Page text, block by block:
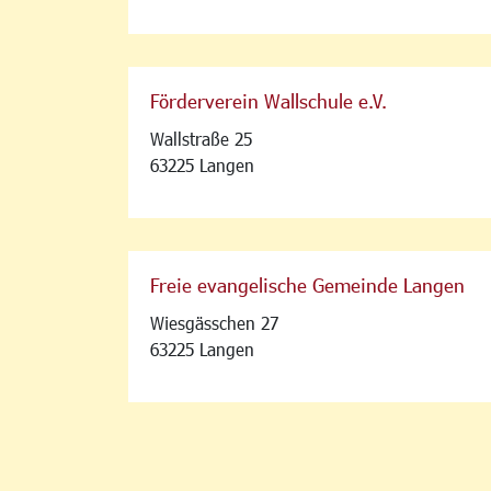
Förderverein Wallschule e.V.
Wallstraße 25
63225 Langen
Freie evangelische Gemeinde Langen
Wiesgässchen 27
63225 Langen